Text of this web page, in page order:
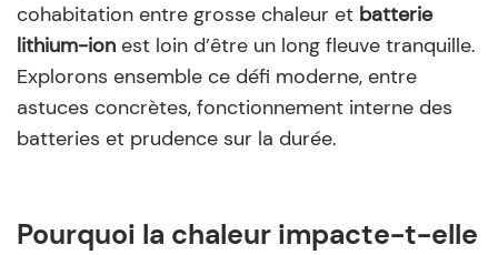
cohabitation entre grosse chaleur et batterie
lithium-ion est loin d’être un long fleuve tranquille.
Explorons ensemble ce défi moderne, entre
astuces concrètes, fonctionnement interne des
batteries et prudence sur la durée.
Pourquoi la chaleur impacte-t-elle